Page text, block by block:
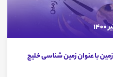
با عنوان زمین شناسی خلیج